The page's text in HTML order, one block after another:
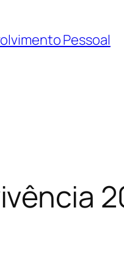
Pessoal